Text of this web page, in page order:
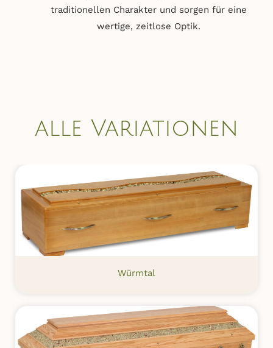
traditionellen Charakter und sorgen für eine
wertige, zeitlose Optik.
alle Variationen
Würmtal